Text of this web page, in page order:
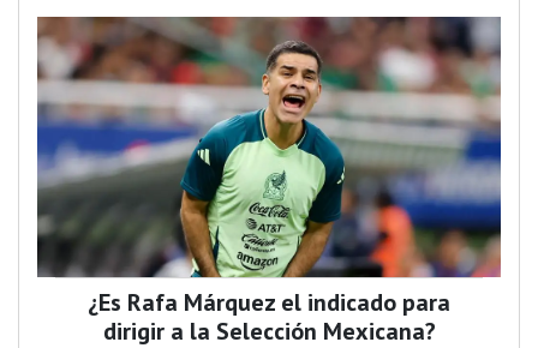
¿Es Rafa Márquez el indicado para
dirigir a la Selección Mexicana?